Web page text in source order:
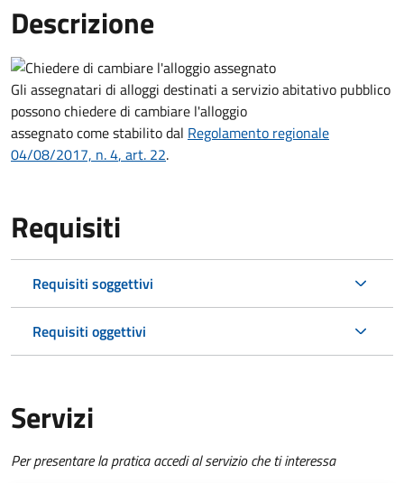
Descrizione
Gli assegnatari di alloggi destinati a servizio abitativo pubblico
possono chiedere di cambiare l'alloggio
assegnato come stabilito dal Regolamento regionale
04/08/2017, n. 4, art. 22.
Requisiti
Requisiti soggettivi
Requisiti oggettivi
Servizi
Per presentare la pratica accedi al servizio che ti interessa